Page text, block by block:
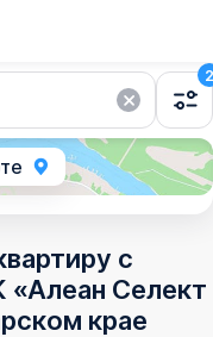
2
с
«Алеан Селект
крае